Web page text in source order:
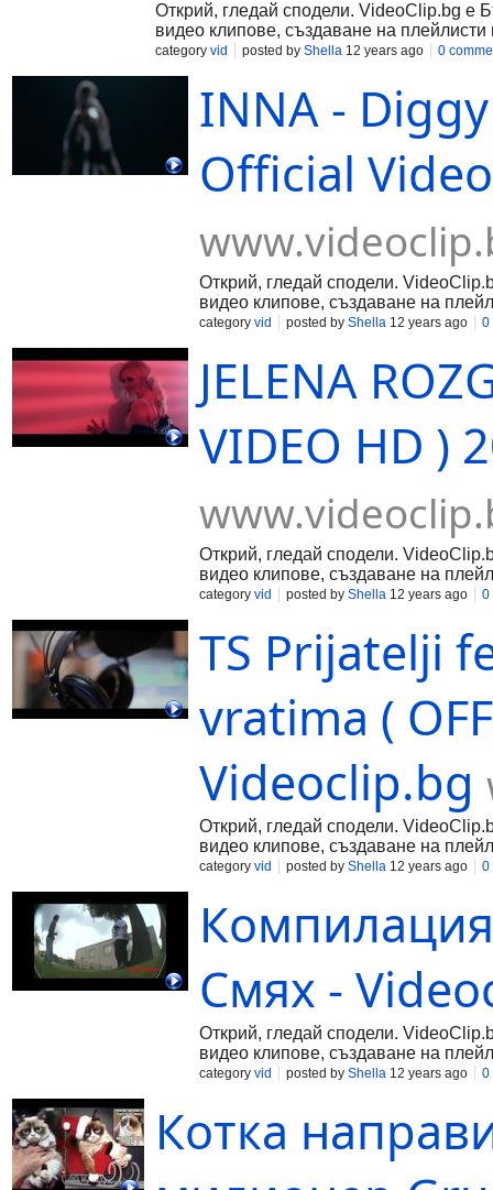
Открий, гледай сподели. VideoClip.bg е
видео клипове, създаване на плейлисти
category vid posted by Shella 12 years ago 0
INNA -
Official
Открий, гледай сподели.
видео клипове, създаване на
category vid posted by Shella 12 years ago 0
JELENA
VIDEO HD )
Открий, гледай сподели.
видео клипове, създаване на
category vid posted by Shella 12 years ago 0
TS Prijatelji
vratima (
Videoclip.bg
Открий, гледай сподели.
видео клипове, създаване на
category vid posted by Shella 12 years ago 0
Смях -
Открий, гледай сподели.
видео клипове, създаване на
category vid posted by Shella 12 years ago 0
Котка